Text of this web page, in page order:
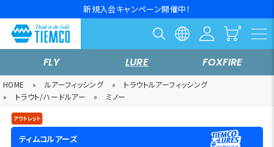
新規入会キャンペーン開催中！
FLY LURE FOXFIRE
HOME » ルアーフィッシング »
トラウトルアーフィッシング
»
トラウト/ハードルアー » ミノー
ティムコルアーズ